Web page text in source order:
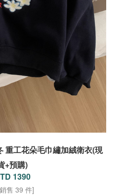
重工花朵毛巾繡加絨衛衣(現
+預購)
1390
售 39 件]